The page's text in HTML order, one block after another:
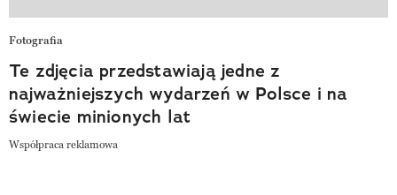
Fotografia
Te zdjęcia przedstawiają jedne z
najważniejszych wydarzeń w Polsce i na
świecie minionych lat
Współpraca reklamowa